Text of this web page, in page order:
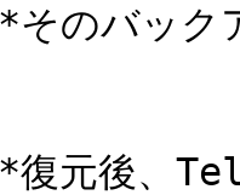
のバック
元後、